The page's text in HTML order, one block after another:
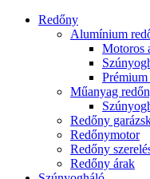
Redőny
Alumínium
Motoros
Műanyag
Redőny
Redőnymotor
Redőny
Redőny árak